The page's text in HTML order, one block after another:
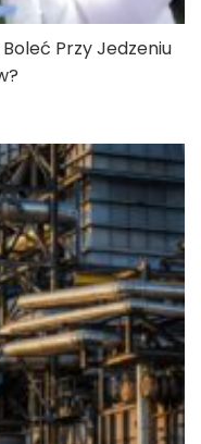
Przy Jedzeniu